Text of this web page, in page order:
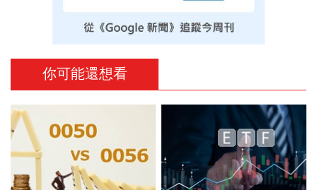
你可能還想看